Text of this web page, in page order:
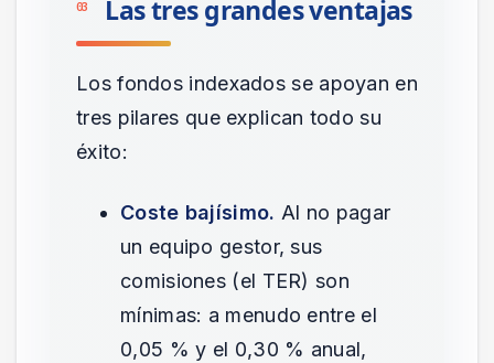
03 Las tres grandes ventajas
Los fondos indexados se apoyan en
tres pilares que explican todo su
éxito:
Coste bajísimo. Al no pagar
un equipo gestor, sus
comisiones (el TER) son
mínimas: a menudo entre el
0,05 % y el 0,30 % anual,